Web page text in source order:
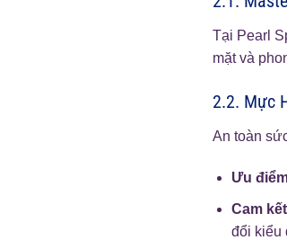
Tại Pearl
mặt và
2.2. Mực
An toàn
Ưu
Cam
đổi kiểu